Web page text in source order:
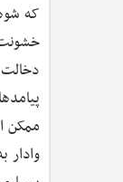
که
ممکن